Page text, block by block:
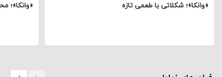
«وانکا»؛ شکلاتی با طعمی تازه «وانکا»؛